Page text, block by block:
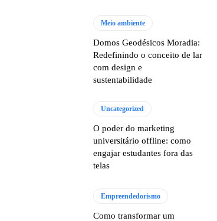
Meio ambiente
Domos Geodésicos Moradia:
Redefinindo o conceito de lar
com design e
sustentabilidade
Uncategorized
O poder do marketing
universitário offline: como
engajar estudantes fora das
telas
Empreendedorismo
Como transformar um